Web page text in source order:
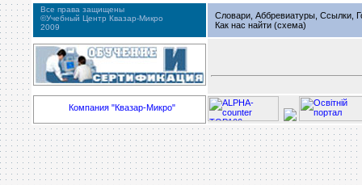
Все права защищены
©Учебный Центр Квазар-Микро
2009
Словари, Аббревиатуры, Ссылки,
Как нас найти (схема)
Компания "Квазар-Микро"